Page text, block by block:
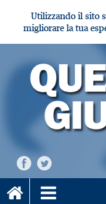
Utilizzando il sito
migliorare la tua